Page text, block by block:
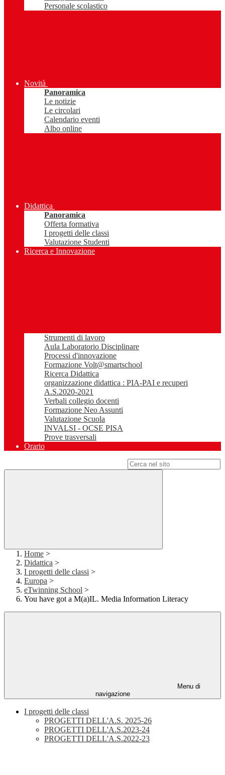
Personale scolastico
Novità
Panoramica
Le notizie
Le circolari
Calendario eventi
Albo online
Didattica
Panoramica
Offerta formativa
I progetti delle classi
Valutazione Studenti
Ricerca e Innovazione
Strumenti di lavoro
Aula Laboratorio Disciplinare
Processi d'innovazione
Formazione Volt@smartschool
Ricerca Didattica
organizzazione didattica : PIA-PAI e recuperi
A.S.2020-2021
Verbali collegio docenti
Formazione Neo Assunti
Valutazione Scuola
INVALSI - OCSE PISA
Prove trasversali
Orario
Home >
Didattica >
I progetti delle classi >
Europa >
eTwinning School >
You have got a M(a)IL. Media Information Literacy
Menu di
navigazione
I progetti delle classi
PROGETTI DELL'A.S. 2025-26
PROGETTI DELL'A.S.2023-24
PROGETTI DELL'A.S.2022-23